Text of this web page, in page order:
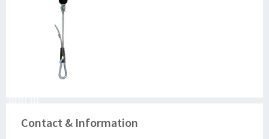
Contact & Information